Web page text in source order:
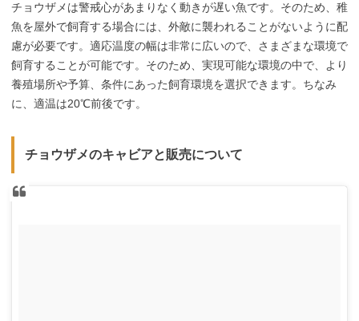
チョウザメは警戒心があまりなく動きが遅い魚です。そのため、稚
魚を屋外で飼育する場合には、外敵に襲われることがないように配
慮が必要です。適応温度の幅は非常に広いので、さまざまな環境で
飼育することが可能です。そのため、実現可能な環境の中で、より
養殖場所や予算、条件にあった飼育環境を選択できます。ちなみ
に、適温は20℃前後です。
チョウザメのキャビアと販売について